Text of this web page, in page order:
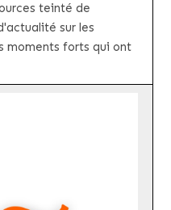
teinté de
sur les
moments forts qui ont